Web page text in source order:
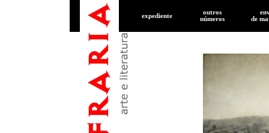
expediente
outros
números
de